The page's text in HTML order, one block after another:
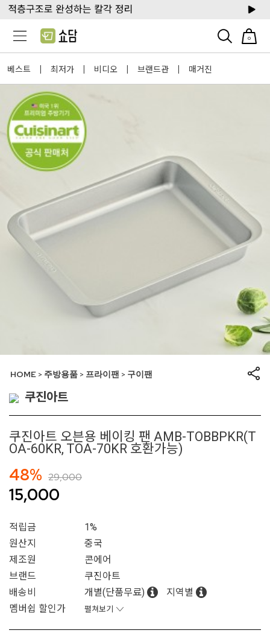
0
베스트 | 최저가 | 비디오 | 브랜드관 | 매거진
HOME > 주방용품 > 프라이팬 > 구이팬
쿠진아트
쿠진아트 오븐용 베이킹 팬 AMB-TOBBPKR(T
OA-60KR, TOA-70KR 호환가능)
48% 29,000
15,000
적립금
1%
원산지
중국
제조원
콘에어
브랜드
쿠진아트
배송비
개별(단품무료)
지역별
멤버쉽 할인가
펼쳐보기